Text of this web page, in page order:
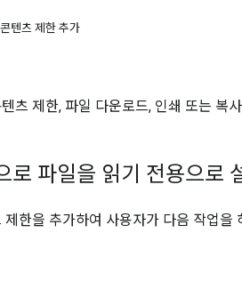
텐츠 제한 추가
츠 제한, 파일 다운로드, 인쇄 또는
로 파일을 읽기 전용으로
제한을 추가하여 사용자가 다음 작업을